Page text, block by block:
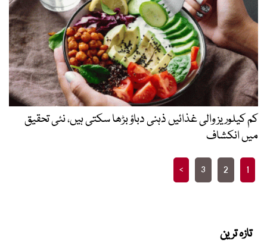
کم کیلوریز والی غذائیں ذہنی دباؤ بڑھا سکتی ہیں، نئی تحقیق
میں انکشاف
Posts
pagination
1
2
3
>
تازہ ترین